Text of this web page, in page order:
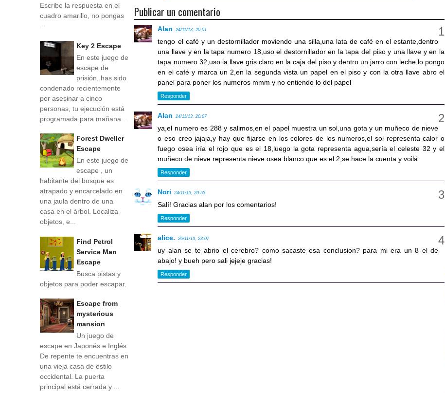
Publicar un comentario
Alan 24/11/13, 20:01
tengo el café y un destornillador moviendo una silla,una lata de café en el estante,dentro
una llave y en la tapa numero 18,uso el destornillador en la tapa del piso y una llave y en la
tapa numero 32,uso la llave gris claro en la caja del piso y dentro un jarro con leche,lo pongo
en el café y marca un 2,en la segunda vista un papel en el piso y con la otra llave abro el
panel para poner los numeros mmm y no entiendo lo del papel
Responder
Alan 24/11/13, 20:07
ya,el numero es 288 y salimos,en el papel muestra un sol,una gota y un muñeco de nieve
o eso creo jajaja,y hay que fijarse en los colores de los numeros,el sol representa calor o
fuego osea iría el rojo que es el 18,luego la gota representa agua,sería el celeste 32 y el
muñeco de nieve representa nieve osea blanco que es el 2,se hace la cuenta y voilá
Responder
Nori 24/11/13, 20:53
Salí! Gracias alan por los comentarios!
Responder
alice. 26/11/13, 23:07
uy alan se te abrio el cerebro? como sacaste esa conclusion? para mi era un 8 el de
abajo! y bueh pero sali jejeje gracias!
Responder
Escribe la respuesta en el
cuadro amarillo, no pongas
...
Key 2 Escape
En este juego de
escape de
prisión, has sido
condenado recientemente
por asesinar a cinco
personas, tu ejecución está
programada para mañana...
Forest Dweller
Escape
En este juego de
escape , un
habitante del bosque es
atrapado y encarcelado en
una jaula dentro de una
casa en el árbol. Localiza
objetos, e...
Find Petrol
Service Man
Escape
Busca pistas y
objetos para poder escapar.
Escape from
mysterious
mansion
Un juego de
escape en Japonés e Inglés.
De repente te encuentras en
una vieja casa de estilo
occidental. La puerta
principal está cerrada y ...